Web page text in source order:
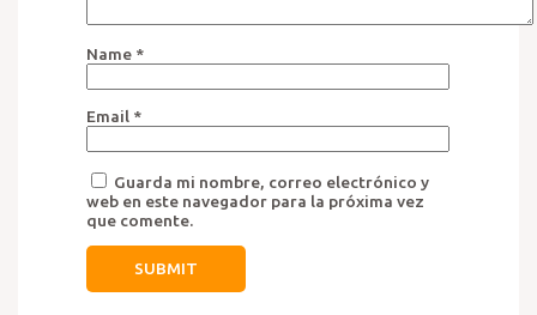
Name *
Email *
Guarda mi nombre, correo electrónico y
web en este navegador para la próxima vez
que comente.